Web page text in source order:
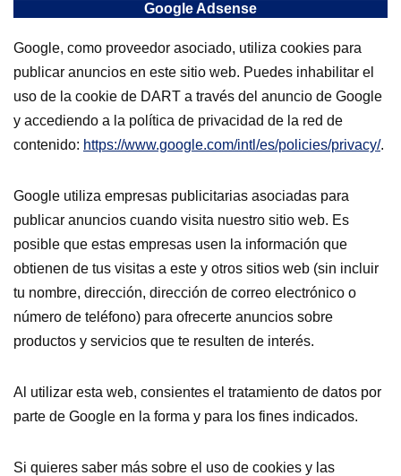
Google Adsense
Google, como proveedor asociado, utiliza cookies para
publicar anuncios en este sitio web. Puedes inhabilitar el
uso de la cookie de DART a través del anuncio de Google
y accediendo a la política de privacidad de la red de
contenido: https://www.google.com/intl/es/policies/privacy/.
Google utiliza empresas publicitarias asociadas para
publicar anuncios cuando visita nuestro sitio web. Es
posible que estas empresas usen la información que
obtienen de tus visitas a este y otros sitios web (sin incluir
tu nombre, dirección, dirección de correo electrónico o
número de teléfono) para ofrecerte anuncios sobre
productos y servicios que te resulten de interés.
Al utilizar esta web, consientes el tratamiento de datos por
parte de Google en la forma y para los fines indicados.
Si quieres saber más sobre el uso de cookies y las